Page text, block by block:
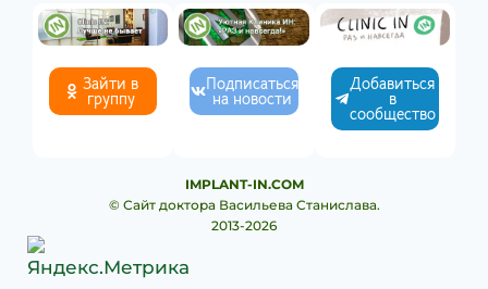
Зайти в
группу
Подписаться
на новости
Добавиться
в
сообщество
IMPLANT-IN.COM
© Сайт доктора Васильева Станислава.
2013-2026